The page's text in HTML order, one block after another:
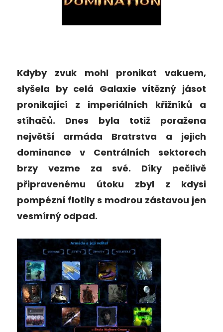
Kdyby zvuk mohl pronikat vakuem,
slyšela by celá Galaxie vítězný jásot
pronikající z imperiálních křižníků a
stíhačů. Dnes byla totiž poražena
největší armáda Bratrstva a jejich
dominance v Centrálních sektorech
brzy vezme za své. Díky pečlivě
připravenému útoku zbyl z kdysi
pompézní flotily s modrou zástavou jen
vesmírný odpad.